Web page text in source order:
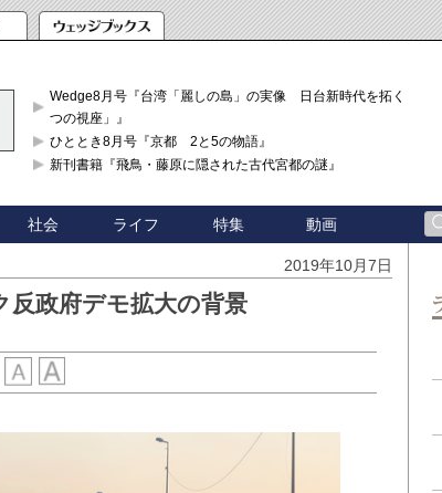
Wedge8月号『台湾「麗しの島」の実像 日台新時代を拓く「3
つの視座」』
ひととき8月号『京都 2と5の物語』
新刊書籍『飛鳥・藤原に隠された古代宮都の謎』
社会 ライフ 特集 動画
2019年10月7日
政府デモ拡大の背景